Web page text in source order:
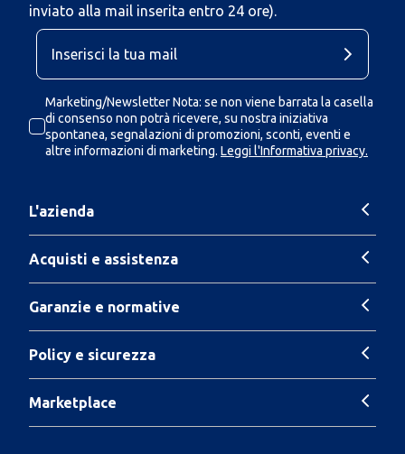
inviato alla mail inserita entro 24 ore).
Marketing/Newsletter Nota: se non viene barrata la casella
di consenso non potrà ricevere, su nostra iniziativa
spontanea, segnalazioni di promozioni, sconti, eventi e
altre informazioni di marketing. Leggi l'Informativa privacy.
L'azienda
Acquisti e assistenza
Garanzie e normative
Policy e sicurezza
Marketplace